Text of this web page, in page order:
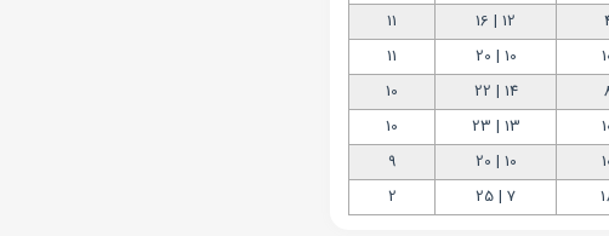
12 | 16
11
10 | 20
11
14 | 22
10
13 | 23
10
10 | 20
9
7 | 25
2